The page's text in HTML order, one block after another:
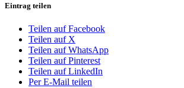
Eintrag teilen
Teilen auf Facebook
Teilen auf X
Teilen auf WhatsApp
Teilen auf Pinterest
Teilen auf LinkedIn
Per E-Mail teilen